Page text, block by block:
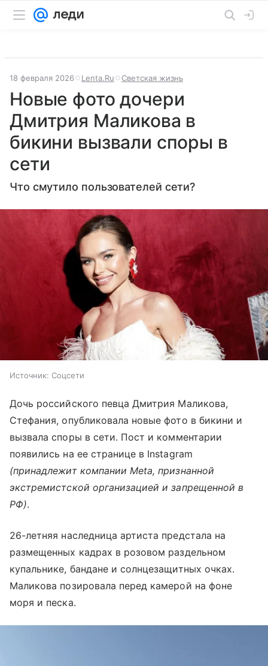
18 февраля 2026 Lenta.Ru Светская жизнь
Новые фото дочери
Дмитрия Маликова в
бикини вызвали споры в
сети
Что смутило пользователей сети?
Источник: Соцсети
Дочь российского певца Дмитрия Маликова,
Стефания, опубликовала новые фото в бикини и
вызвала споры в сети. Пост и комментарии
появились на ее странице в Instagram
(принадлежит компании Meta, признанной
экстремистской организацией и запрещенной в
РФ).
26-летняя наследница артиста предстала на
размещенных кадрах в розовом раздельном
купальнике, бандане и солнцезащитных очках.
Маликова позировала перед камерой на фоне
моря и песка.